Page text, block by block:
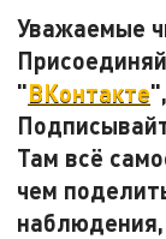
Уважаемые
"ВКонтакте
Там всё
чем